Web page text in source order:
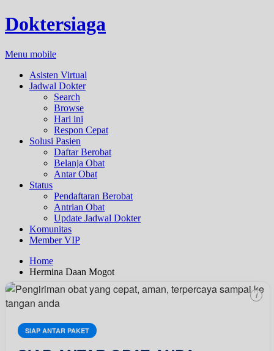
Doktersiaga
Menu mobile
Asisten Virtual
Jadwal Dokter
Search
Browse
Hari ini
Respon Cepat
Solusi Pasien
Daftar Berobat
Belanja Obat
Antar Obat
Status
Pendaftaran Berobat
Antrian Obat
Update Jadwal Dokter
Komunitas
Member VIP
Home
Hermina Daan Mogot
SIAP ANTAR PAKET
i